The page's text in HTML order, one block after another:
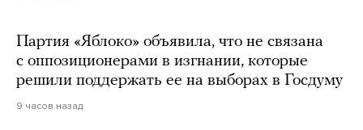
Партия «Яблоко» объявила, что не связана
с оппозиционерами в изгнании, которые
решили поддержать ее на выборах в Госдуму
9 часов назад